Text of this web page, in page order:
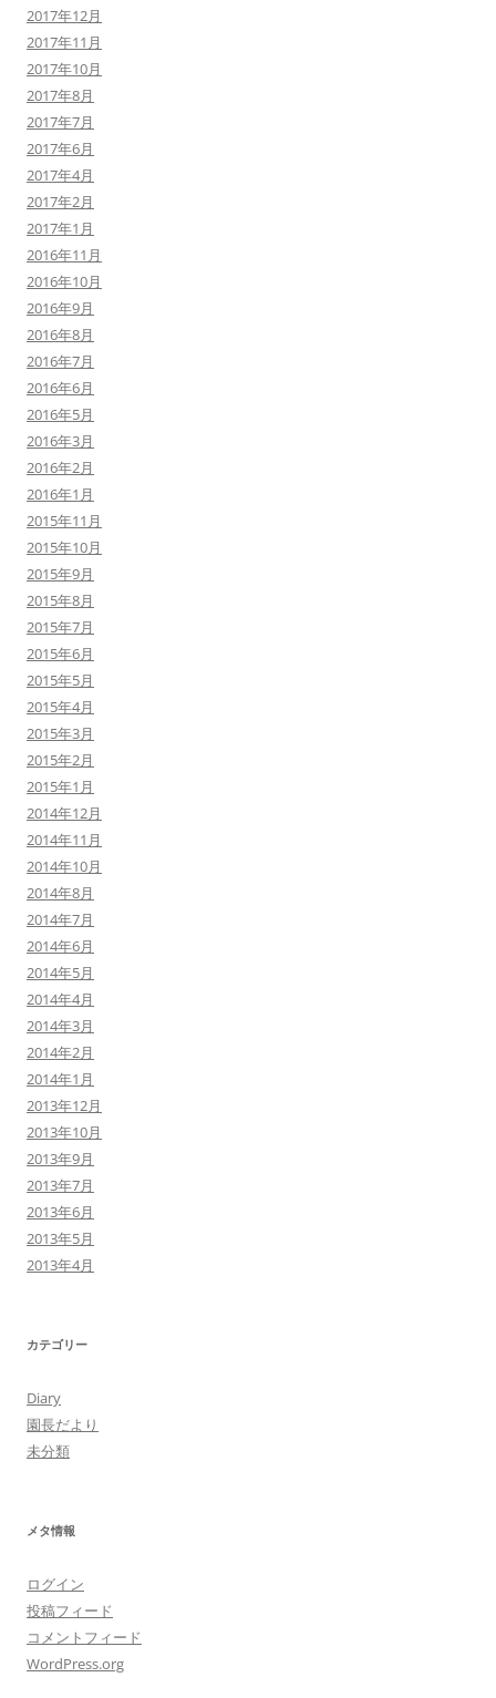
2017年12月
2017年11月
2017年10月
2017年8月
2017年7月
2017年6月
2017年4月
2017年2月
2017年1月
2016年11月
2016年10月
2016年9月
2016年8月
2016年7月
2016年6月
2016年5月
2016年3月
2016年2月
2016年1月
2015年11月
2015年10月
2015年9月
2015年8月
2015年7月
2015年6月
2015年5月
2015年4月
2015年3月
2015年2月
2015年1月
2014年12月
2014年11月
2014年10月
2014年8月
2014年7月
2014年6月
2014年5月
2014年4月
2014年3月
2014年2月
2014年1月
2013年12月
2013年10月
2013年9月
2013年7月
2013年6月
2013年5月
2013年4月
カテゴリー
Diary
園長だより
未分類
メタ情報
ログイン
投稿フィード
コメントフィード
WordPress.org